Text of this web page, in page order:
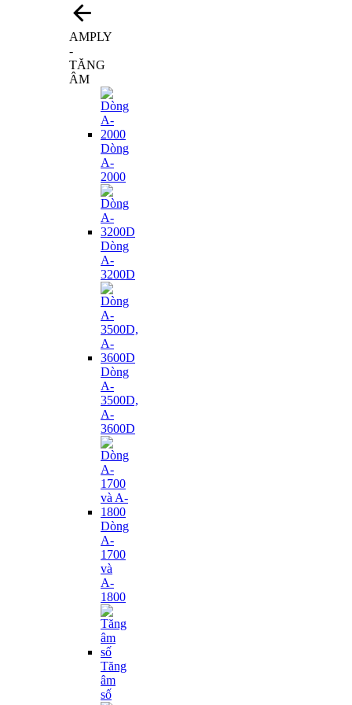
AMPLY
-
TĂNG
ÂM
Dòng
A-
2000
Dòng
A-
3200D
Dòng
A-
3500D,
A-
3600D
Dòng
A-
1700
và
A-
1800
Tăng
âm
số